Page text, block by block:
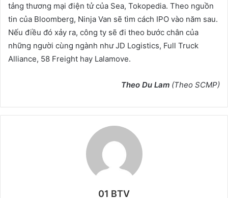
tảng thương mại điện tử của Sea, Tokopedia. Theo nguồn
tin của Bloomberg, Ninja Van sẽ tìm cách IPO vào năm sau.
Nếu điều đó xảy ra, công ty sẽ đi theo bước chân của
những người cùng ngành như JD Logistics, Full Truck
Alliance, 58 Freight hay Lalamove.
Theo Du Lam (Theo SCMP)
01 BTV